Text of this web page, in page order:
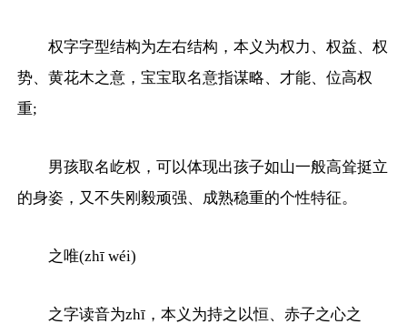
权字字型结构为左右结构，本义为权力、权益、权
势、黄花木之意，宝宝取名意指谋略、才能、位高权
重;
男孩取名屹权，可以体现出孩子如山一般高耸挺立
的身姿，又不失刚毅顽强、成熟稳重的个性特征。
之唯(zhī wéi)
之字读音为zhī，本义为持之以恒、赤子之心之